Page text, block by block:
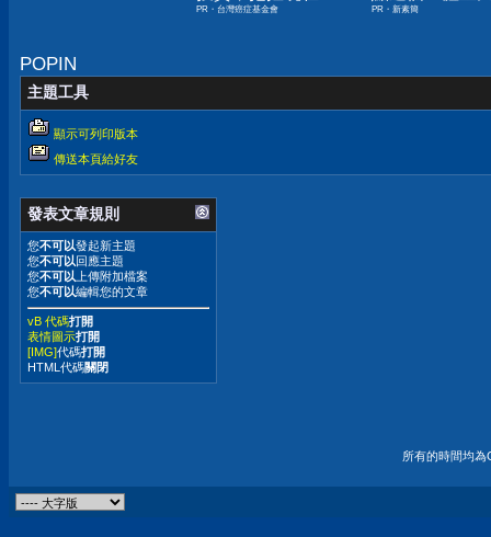
嫌晚！
PR・台灣癌症基金會
下降
PR・新素簡
POPIN
主題工具
顯示可列印版本
傳送本頁給好友
發表文章規則
您不可以發起新主題
您不可以 回應主題
您不可以 上傳附加檔案
您不可以編輯您的文章
vB 代碼打開
表情圖示打開
[IMG]代碼打開
HTML代碼關閉
所有的時間均為